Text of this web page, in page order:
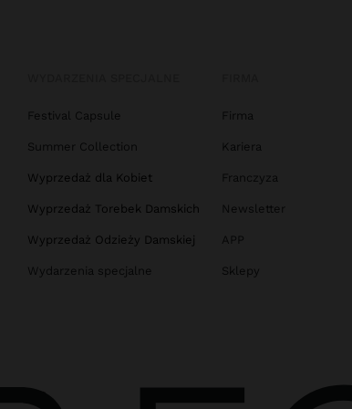
Festival Capsule
Summer Collection
Wyprzedaż dla Kobiet
Wyprzedaż Torebek Damskich
Wyprzedaż Odzieży Damskiej
Wydarzenia specjalne
Firma
Kariera
Franczyza
Newsletter
APP
Sklepy